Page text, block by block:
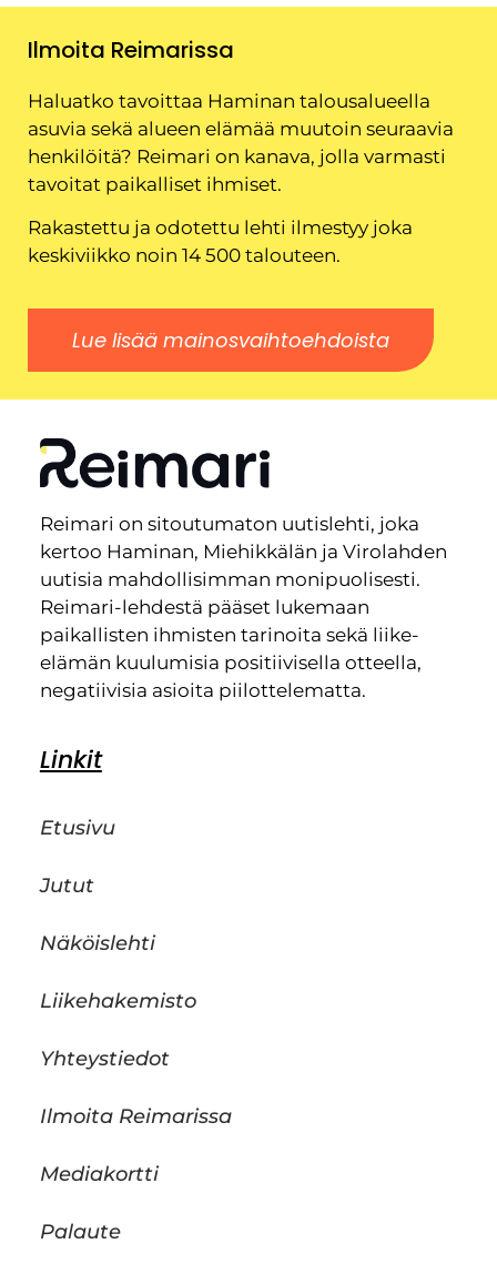
Ilmoita Reimarissa
Haluatko tavoittaa Haminan talousalueella
asuvia sekä alueen elämää muutoin seuraavia
henkilöitä? Reimari on kanava, jolla varmasti
tavoitat paikalliset ihmiset.
Rakastettu ja odotettu lehti ilmestyy joka
keskiviikko noin 14 500 talouteen.
Lue lisää mainosvaihtoehdoista
Reimari on sitoutumaton uutislehti, joka
kertoo Haminan, Miehikkälän ja Virolahden
uutisia mahdollisimman monipuolisesti.
Reimari-lehdestä pääset lukemaan
paikallisten ihmisten tarinoita sekä liike-
elämän kuulumisia positiivisella otteella,
negatiivisia asioita piilottelematta.
Linkit
Etusivu
Jutut
Näköislehti
Liikehakemisto
Yhteystiedot
Ilmoita Reimarissa
Mediakortti
Palaute